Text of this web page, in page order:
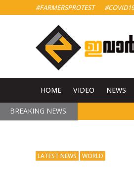
#FARMERSPROTEST #COVID19
HOME VIDEO NEWS
BREAKING NEWS:
LATEST NEWS WORLD